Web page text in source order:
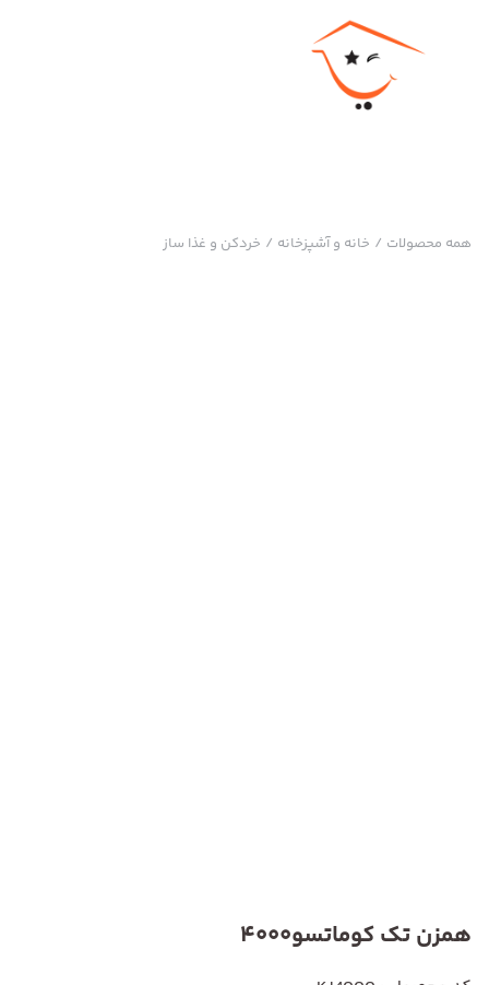
همه محصولات / خانه و آشپزخانه / خردکن و غذا ساز
همزن تک کوماتسو4000